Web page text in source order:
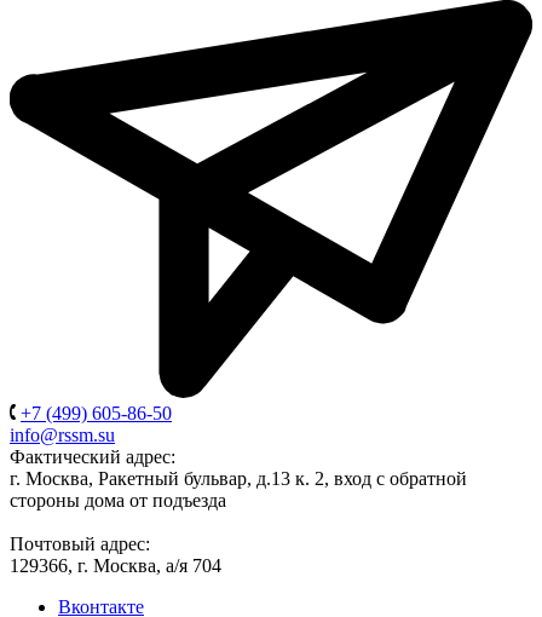
+7 (499) 605-86-50
info@rssm.su
Фактический адрес:
г. Москва, Ракетный бульвар, д.13 к. 2, вход с обратной
стороны дома от подъезда
Почтовый адрес:
129366, г. Москва, а/я 704
Вконтакте